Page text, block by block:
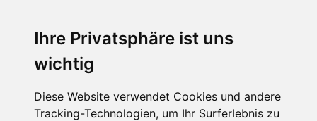
Ihre Privatsphäre ist uns
wichtig
Diese Website verwendet Cookies und andere
Tracking-Technologien, um Ihr Surferlebnis zu
personenbezogenen Daten an den
Empfänger dieser Nachricht weitergeleitet
werden dürfen. Weitere Informationen und
Widerrufshinweise findest Du in der
Datenschutzerklärung.